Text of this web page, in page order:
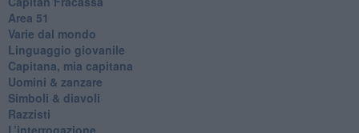
​Area 51
Varie dal mondo
​Linguaggio giovanile
​Capitana, mia capitana
Uomini & zanzare
​Simboli & diavoli
Razzisti
​L’interrogazione